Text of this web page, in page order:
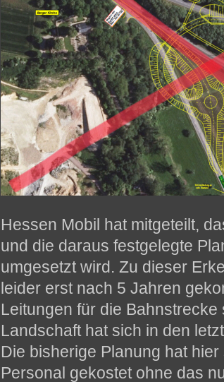
Hessen Mobil hat mitgeteilt,
und die daraus festgelegte
umgesetzt wird. Zu dieser
leider erst nach 5 Jahren
Leitungen für die
Landschaft hat sich in den
Die bisherige Planung hat
Personal gekostet ohne das